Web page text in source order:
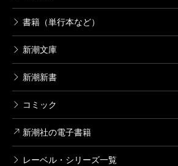
書籍（単行本など）
新潮文庫
新潮新書
コミック
新潮社の電子書籍
レーベル・シリーズ一覧